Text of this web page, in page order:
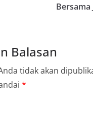
Bersama
Balasan
tidak akan
*